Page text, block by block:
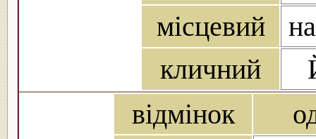
місцевий
кличний
відмінок